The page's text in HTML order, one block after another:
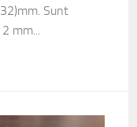
Sunt
mm...